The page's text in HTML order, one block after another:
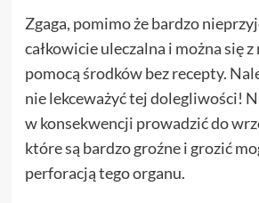
Zgaga, pomimo że bardzo
całkowicie uleczalna i można się z
pomocą środków bez recepty.
nie lekceważyć tej dolegliwości!
w konsekwencji prowadzić do
które są bardzo groźne i grozić
perforacją tego organu.